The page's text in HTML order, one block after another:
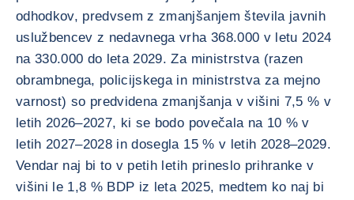
odhodkov, predvsem z zmanjšanjem števila javnih
uslužbencev z nedavnega vrha 368.000 v letu 2024
na 330.000 do leta 2029. Za ministrstva (razen
obrambnega, policijskega in ministrstva za mejno
varnost) so predvidena zmanjšanja v višini 7,5 % v
letih 2026–2027, ki se bodo povečala na 10 % v
letih 2027–2028 in dosegla 15 % v letih 2028–2029.
Vendar naj bi to v petih letih prineslo prihranke v
višini le 1,8 % BDP iz leta 2025, medtem ko naj bi